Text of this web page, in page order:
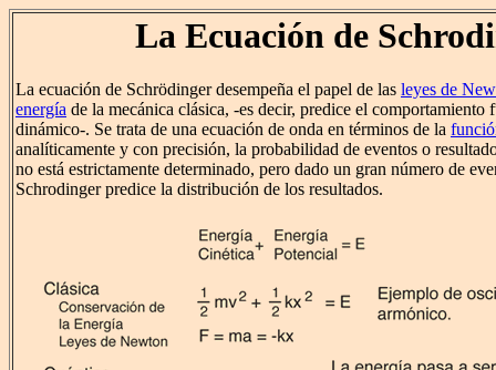
La Ecuación de
La ecuación de Schrödinger desempeña el papel de las leyes de
energía de la mecánica clásica, -es decir, predice el comportamiento
dinámico-. Se trata de una ecuación de onda en términos de la
analíticamente y con precisión, la probabilidad de eventos o
no está estrictamente determinado, pero dado un gran número de
Schrodinger predice la distribución de los resultados.